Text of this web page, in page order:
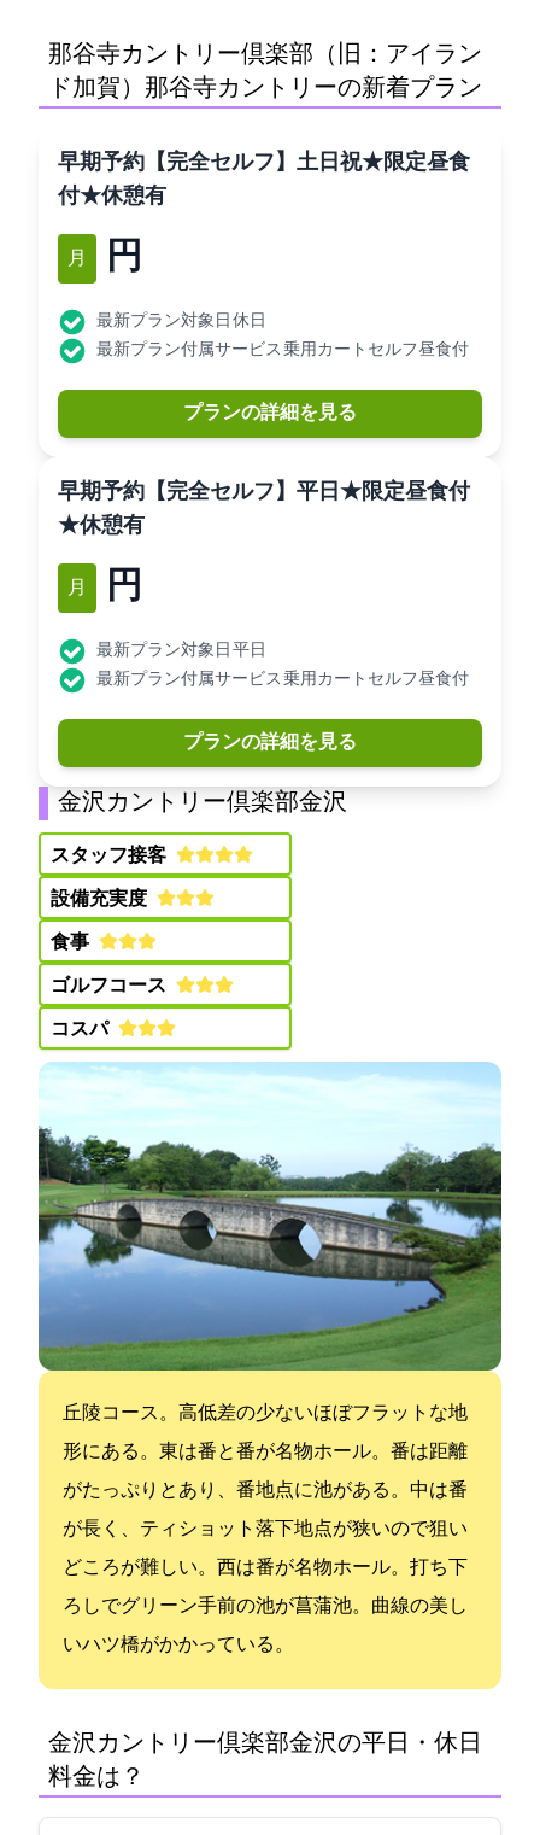
那谷寺カントリー倶楽部（旧：アイラン
ド加賀）(那谷寺カントリー)の新着プラン
[早期予約]【完全セルフ】土日祝★限定昼食
付★休憩有
2月 10,000円
最新プラン対象日: 休日
最新プラン付属サービス: 乗用カートセルフ昼食付
プランの詳細を見る
[早期予約]【完全セルフ】平日★限定昼食付
★休憩有
2月 7,000円
最新プラン対象日: 平日
最新プラン付属サービス: 乗用カートセルフ昼食付
プランの詳細を見る
金沢カントリー倶楽部(金沢CC)
スタッフ接客:
設備充実度:
食事:
ゴルフコース:
コスパ:
丘陵コース。高低差の少ないほぼフラットな地
形にある。東は4番と8番が名物ホール。4番は距離
がたっぷりとあり、8番195Y地点に池がある。中は6番
が長く、ティショット落下地点が狭いので狙い
どころが難しい。西は2番が名物ホール。打ち下
ろしでグリーン手前の池が菖蒲池。曲線の美し
いハツ橋がかかっている。
金沢カントリー倶楽部(金沢CC)の平日・休日
料金は？